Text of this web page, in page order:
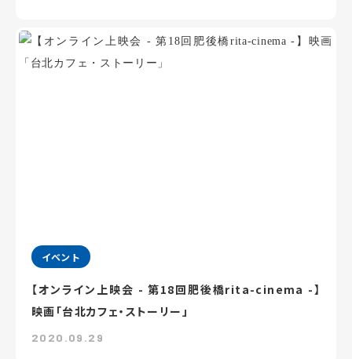
イベント
【オンライン上映会 - 第18回肥後橋rita-cinema -】
映画「台北カフェ・ストーリー」
2020.09.29